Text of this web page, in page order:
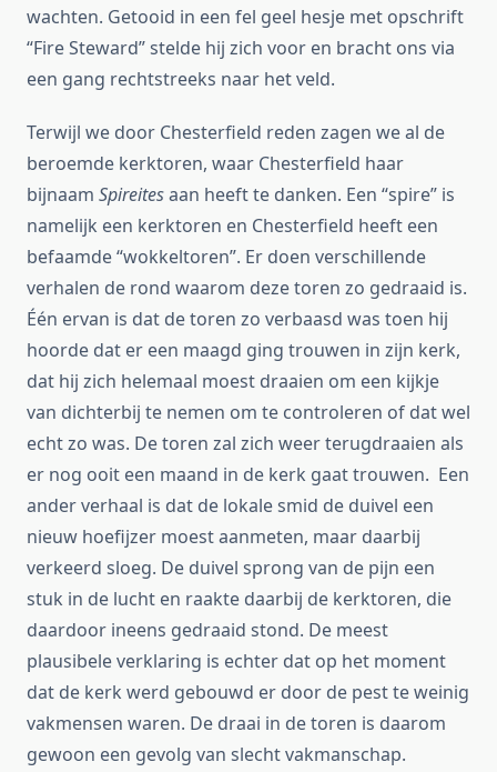
wachten. Getooid in een fel geel hesje met opschrift
“Fire Steward” stelde hij zich voor en bracht ons via
een gang rechtstreeks naar het veld.
Terwijl we door Chesterfield reden zagen we al de
beroemde kerktoren, waar Chesterfield haar
bijnaam Spireitesaan heeft te danken. Een “spire” is
namelijk een kerktoren en Chesterfield heeft een
befaamde “wokkeltoren”. Er doen verschillende
verhalen de rond waarom deze toren zo gedraaid is.
Één ervan is dat de toren zo verbaasd was toen hij
hoorde dat er een maagd ging trouwen in zijn kerk,
dat hij zich helemaal moest draaien om een kijkje
van dichterbij te nemen om te controleren of dat wel
echt zo was. De toren zal zich weer terugdraaien als
er nog ooit een maand in de kerk gaat trouwen. Een
ander verhaal is dat de lokale smid de duivel een
nieuw hoefijzer moest aanmeten, maar daarbij
verkeerd sloeg. De duivel sprong van de pijn een
stuk in de lucht en raakte daarbij de kerktoren, die
daardoor ineens gedraaid stond. De meest
plausibele verklaring is echter dat op het moment
dat de kerk werd gebouwd er door de pest te weinig
vakmensen waren. De draai in de toren is daarom
gewoon een gevolg van slecht vakmanschap.